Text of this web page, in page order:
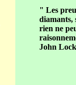
" Les
diamants,
rien ne
John